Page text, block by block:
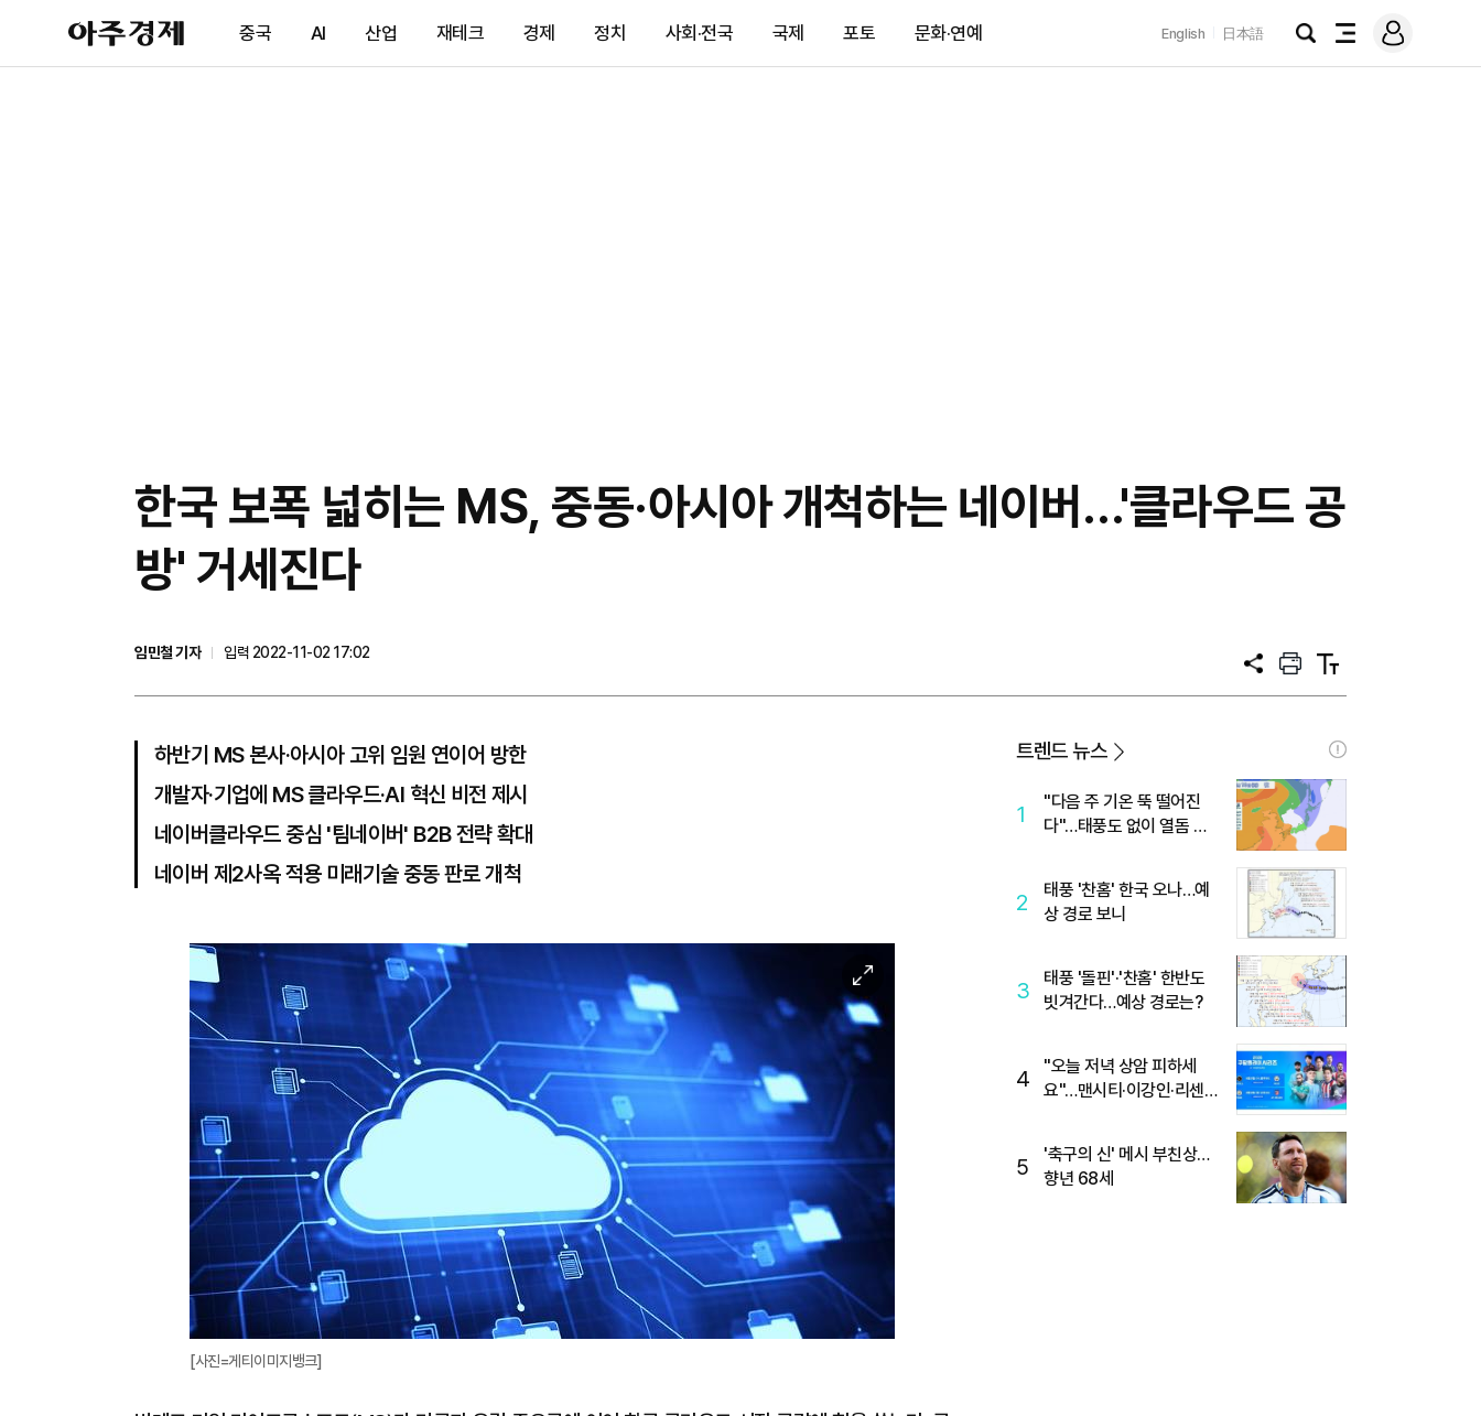
아
주
제
중국 AI 산업 재테크 경제 정치 사회·전국 국제 포토 문화·연예 English 日本語
검
전
메
그
한국 보폭 넓히는 MS, 중동·아시아 개척하는 네이버…'클라우드 공
방' 거세진다
임민철 기자
입력 2022-11-02 17:02
공
프
트
텍
트
하반기 MS 본사·아시아 고위 임원 연이어 방한
개발자·기업에 MS 클라우드·AI 혁신 비전 제시
네이버클라우드 중심 '팀네이버' B2B 전략 확대
네이버 제2사옥 적용 미래기술 중동 판로 개척
미
지
확
대
[사진=게티이미지뱅크]
트렌드 뉴스
1
"다음 주 기온 뚝 떨어진
다"…태풍도 없이 열돔 박
2
태풍 '찬홈' 한국 오나…예
상 경로 보니
3
태풍 '돌핀'·'찬홈' 한반도
빗겨간다…예상 경로는?
4
"오늘 저녁 상암 피하세
요"…맨시티·이강인·리센느
5
'축구의 신' 메시 부친상…
향년 68세